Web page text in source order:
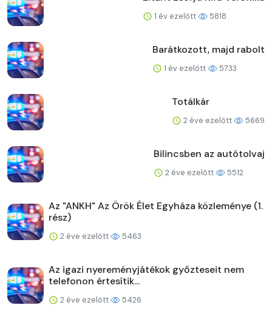
1 év ezelőtt 5818
Barátkozott, majd rabolt
1 év ezelőtt 5733
Totálkár
2 éve ezelőtt 5669
Bilincsben az autótolvaj
2 éve ezelőtt 5512
Az "ANKH" Az Örök Élet Egyháza közleménye (1.
rész)
2 éve ezelőtt 5463
Az igazi nyereményjátékok győzteseit nem
telefonon értesítik...
2 éve ezelőtt 5426